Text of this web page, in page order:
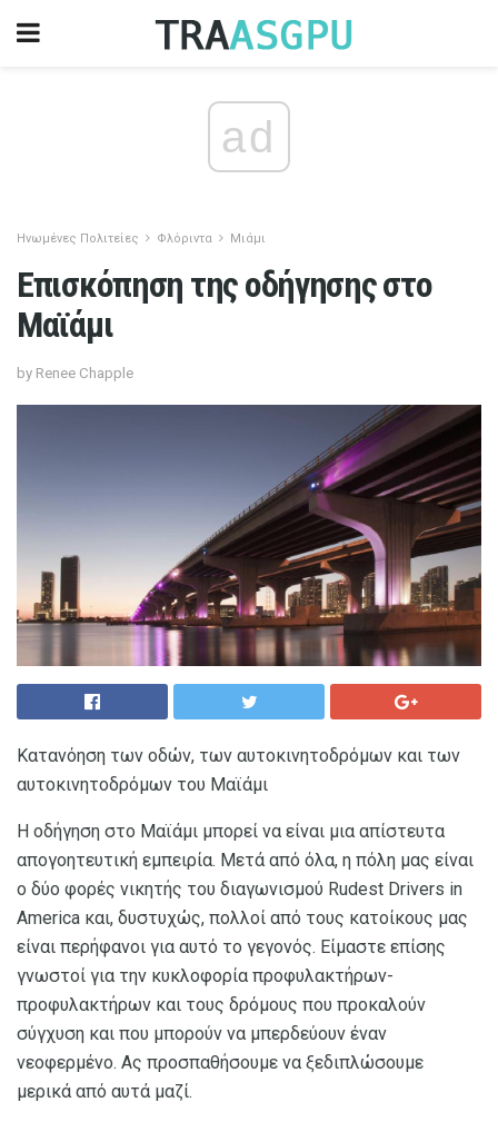
ad
Ηνωμένες Πολιτείες Φλόριντα Μιάμι
Επισκόπηση της οδήγησης στο
Μαϊάμι
by Renee Chapple
Κατανόηση των οδών, των αυτοκινητοδρόμων και των
αυτοκινητοδρόμων του Μαϊάμι
Η οδήγηση στο Μαϊάμι μπορεί να είναι μια απίστευτα
απογοητευτική εμπειρία. Μετά από όλα, η πόλη μας είναι
ο δύο φορές νικητής του διαγωνισμού Rudest Drivers in
America και, δυστυχώς, πολλοί από τους κατοίκους μας
είναι περήφανοι για αυτό το γεγονός. Είμαστε επίσης
γνωστοί για την κυκλοφορία προφυλακτήρων-
προφυλακτήρων και τους δρόμους που προκαλούν
σύγχυση και που μπορούν να μπερδεύουν έναν
νεοφερμένο. Ας προσπαθήσουμε να ξεδιπλώσουμε
μερικά από αυτά μαζί.